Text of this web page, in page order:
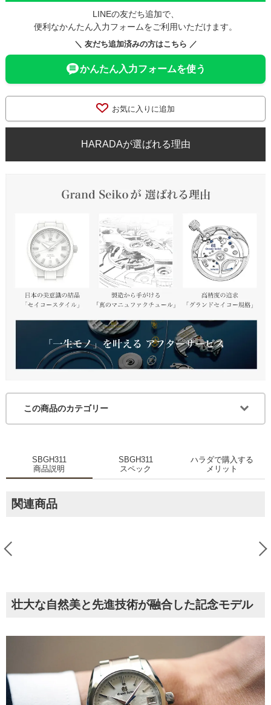
LINEの友だち追加で、
便利なかんたん入力フォームをご利用いただけます。
＼ 友だち追加済みの方はこちら ／
かんたん入力フォームを使う
お気に入りに追加
HARADAが選ばれる理由
この商品のカテゴリー
SBGH311
商品説明
SBGH311
スペック
ハラダで購入する
メリット
関連商品
壮大な自然美と先進技術が融合した記念モデル